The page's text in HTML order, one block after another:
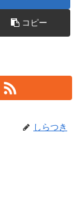
コピー
しらつき